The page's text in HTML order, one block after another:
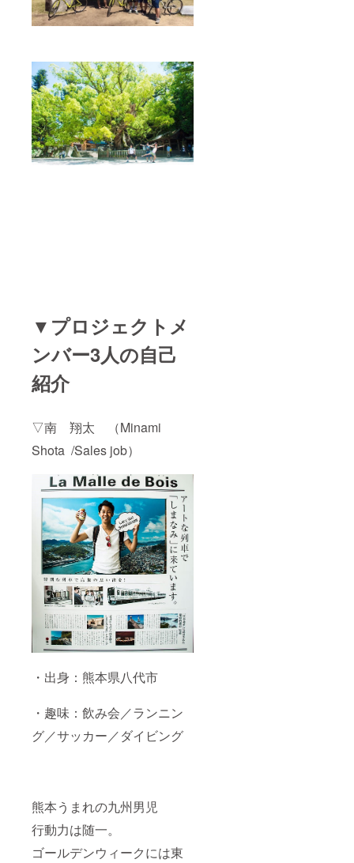
▼プロジェクトメ
ンバー3人の自己
紹介
▽南 翔太 （Minami
Shota /Sales job）
・出身：熊本県八代市
・趣味：飲み会／​ランニン
グ／サッカー／ダイビング
熊本うまれの九州男児
行動力は随一。
ゴールデンウィークには東